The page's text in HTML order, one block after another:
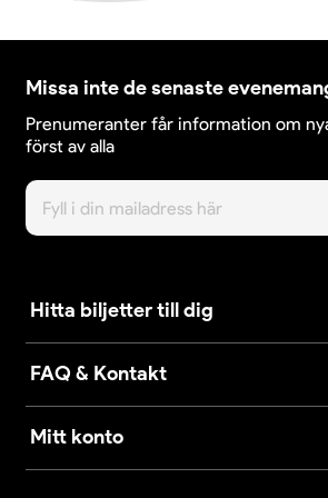
Missa inte de senaste
Prenumeranter får information om
först av alla
Hitta biljetter till dig
FAQ & Kontakt
Mitt konto